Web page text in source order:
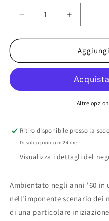
Diminuisci
quantità
per
estivo
Anne
Aumenta
quantità
per
Campo
estivo
Jayne
Anne
Phillips
Altre
Ritiro disponibile presso la sede
Di solito pronto in 24 ore
Visualizza i dettagli del
Ambientato negli anni '60 in
nell'imponente scenario dei
di una particolare